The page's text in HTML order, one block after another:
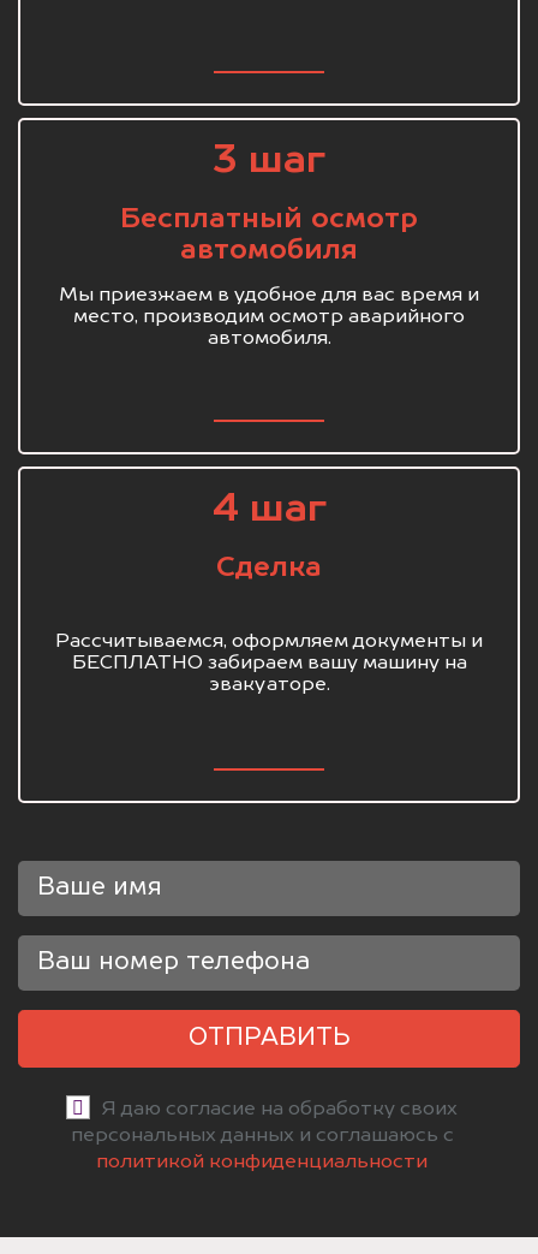
3 шаг
Бесплатный осмотр
автомобиля
Мы приезжаем в удобное для вас время и
место, производим осмотр аварийного
автомобиля.
4 шаг
Сделка
Рассчитываемся, оформляем документы и
БЕСПЛАТНО забираем вашу машину на
эвакуаторе.
ОТПРАВИТЬ
Я даю согласие на обработку своих
персональных данных и соглашаюсь с
политикой конфиденциальности